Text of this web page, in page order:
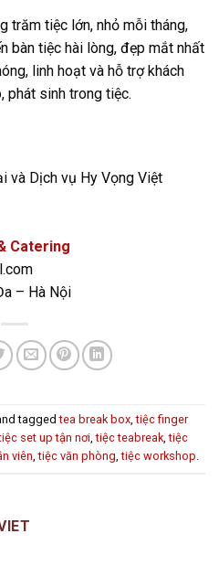
trăm tiệc lớn, nhỏ mỗi tháng,
bàn tiệc hài lòng, đẹp mắt nhất
linh hoạt và hỗ trợ khách
phát sinh trong tiệc.
và Dịch vụ Hy Vọng Việt
Catering
– Hà Nội
taggedtea break box,tiệc finger
set up tận nơi,tiệc teabreak,tiệc
viên,tiệc văn phòng,tiệc workshop.